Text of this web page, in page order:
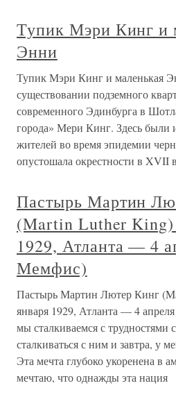
Тупик Мэри Кинг и
Энни
Тупик Мэри Кинг и маленькая
существовании подземного
современного Эдинбурга в
города» Мери Кинг. Здесь были
жителей во время эпидемии
опустошала окрестности в XVII
Пастырь Мартин
(Martin Luther King)
1929, Атланта — 4
Мемфис)
Пастырь Мартин Лютер Кинг
января 1929, Атланта — 4
мы сталкиваемся с трудностями
сталкиваться с ним и завтра, у
Эта мечта глубоко укоренена в
мечтаю, что однажды эта нация